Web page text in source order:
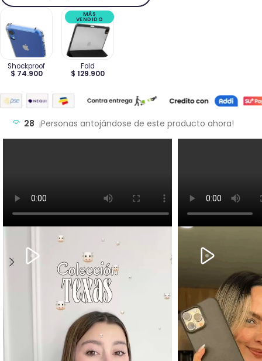
Shockproof
$ 74.900
Fold
$ 129.900
MÁS
VENDIDO
28 ¡Personas antojándose de este producto ahora!